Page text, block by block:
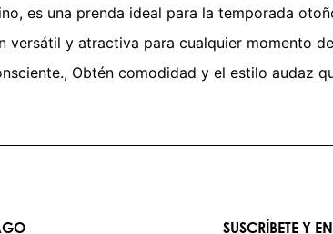
es una prenda ideal para la temporada
y atractiva para cualquier momento
Obtén comodidad y el estilo audaz
SUSCRÍBETE Y